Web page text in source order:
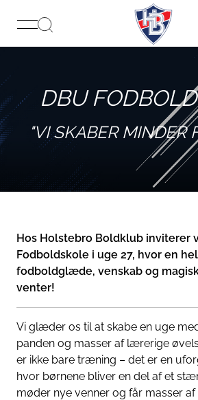
DBU
"VI SKABER MINDER
Hos Holstebro Boldklub inviterer
Fodboldskole i uge 27, hvor en
fodboldglæde, venskab og
venter!
Vi glæder os til at skabe en uge
panden og masser af lærerige
er ikke bare træning – det er en
hvor børnene bliver en del af et
møder nye venner og får masser